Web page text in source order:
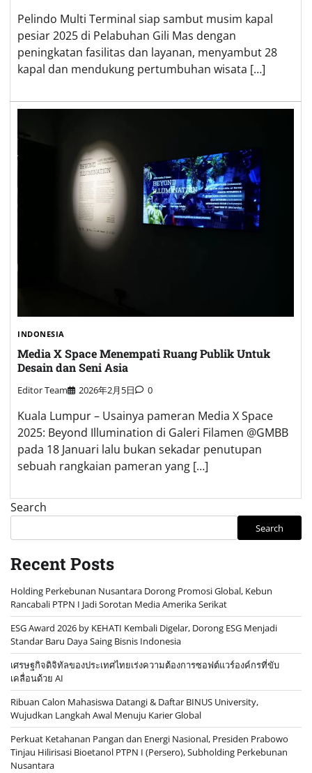
Pelindo Multi Terminal siap sambut musim kapal
pesiar 2025 di Pelabuhan Gili Mas dengan
peningkatan fasilitas dan layanan, menyambut 28
kapal dan mendukung pertumbuhan wisata […]
INDONESIA
Media X Space Menempati Ruang Publik Untuk
Desain dan Seni Asia
Editor Team 2026年2月5日 0
Kuala Lumpur – Usainya pameran Media X Space
2025: Beyond Illumination di Galeri Filamen @GMBB
pada 18 Januari lalu bukan sekadar penutupan
sebuah rangkaian pameran yang […]
Search
Search
Recent Posts
Holding Perkebunan Nusantara Dorong Promosi Global, Kebun
Rancabali PTPN I Jadi Sorotan Media Amerika Serikat
ESG Award 2026 by KEHATI Kembali Digelar, Dorong ESG Menjadi
Standar Baru Daya Saing Bisnis Indonesia
เศรษฐกิจดิจิทัลของประเทศไทยเร่งความต้องการซอฟต์แวร์องค์กรที่ขับ
เคลื่อนด้วย AI
Ribuan Calon Mahasiswa Datangi & Daftar BINUS University,
Wujudkan Langkah Awal Menuju Karier Global
Perkuat Ketahanan Pangan dan Energi Nasional, Presiden Prabowo
Tinjau Hilirisasi Bioetanol PTPN I (Persero), Subholding Perkebunan
Nusantara